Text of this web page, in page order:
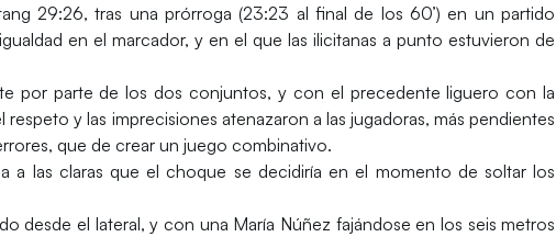
29:26, tras una prórroga (23:23 al final de los 60’) en un partido
en el marcador, y en el que las ilicitanas a punto estuvieron de
por parte de los dos conjuntos, y con el precedente liguero con la
y las imprecisiones atenazaron a las jugadoras, más pendientes
que de crear un juego combinativo.
a las claras que el choque se decidiría en el momento de soltar los
desde el lateral, y con una María Núñez fajándose en los seis metros